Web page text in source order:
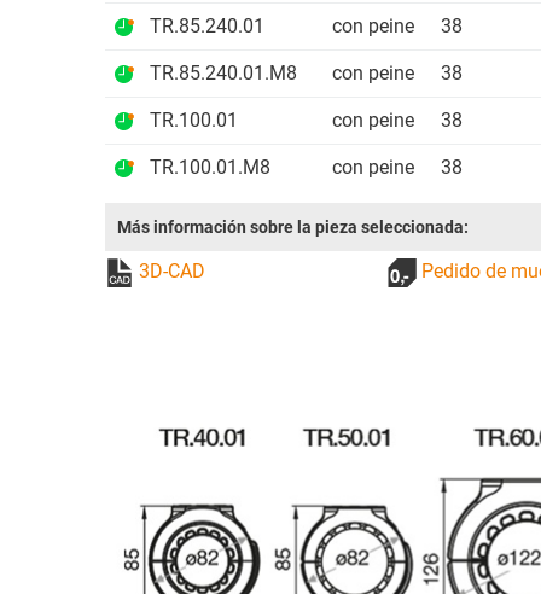
TR.85.240.01 con peine 38
TR.85.240.01.M8 con peine 38
TR.100.01 con peine 38
TR.100.01.M8 con peine 38
Más información sobre la pieza seleccionada:
3D-CAD Pedido de